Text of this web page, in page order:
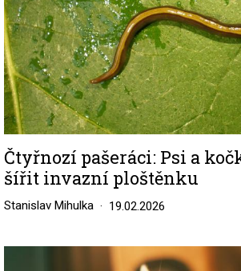
Čtyřnozí pašeráci: Psi a
šířit invazní ploštěnku
Stanislav Mihulka 19.02.2026